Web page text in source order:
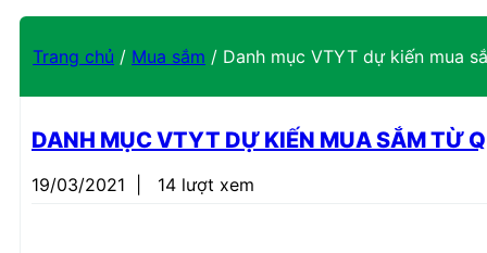
Trang chủ / Mua sắm / Danh mục VTYT dự kiến mua
DANH MỤC VTYT DỰ KIẾN MUA SẮM TỪ
19/03/2021 14 lượt xem